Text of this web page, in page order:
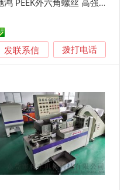
驰鸿 PEEK外六角螺丝 高强度塑料绝缘耐酸碱耐高温螺栓钉
发联系信 拨打电话